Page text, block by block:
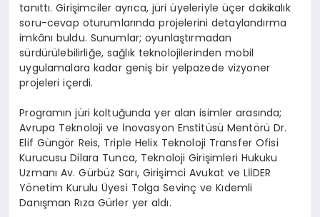
tanıttı. Girişimciler ayrıca, jüri üyeleriyle üçer dakikalık
soru-cevap oturumlarında projelerini detaylandırma
imkânı buldu. Sunumlar; oyunlaştırmadan
sürdürülebilirliğe, sağlık teknolojilerinden mobil
uygulamalara kadar geniş bir yelpazede vizyoner
projeleri içerdi.
Programın jüri koltuğunda yer alan isimler arasında;
Avrupa Teknoloji ve İnovasyon Enstitüsü Mentörü Dr.
Elif Güngör Reis, Triple Helix Teknoloji Transfer Ofisi
Kurucusu Dilara Tunca, Teknoloji Girişimleri Hukuku
Uzmanı Av. Gürbüz Sarı, Girişimci Avukat ve LİİDER
Yönetim Kurulu Üyesi Tolga Sevinç ve Kıdemli
Danışman Rıza Gürler yer aldı.